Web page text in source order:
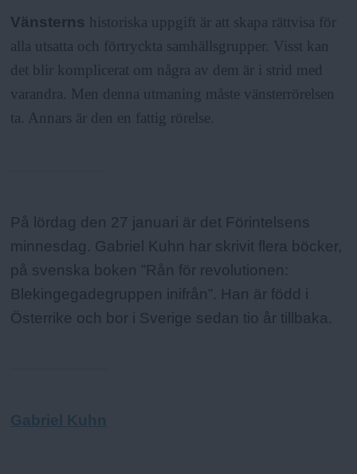
Vänsterns historiska uppgift är att skapa rättvisa för
alla utsatta och förtryckta samhällsgrupper. Visst kan
det blir komplicerat om några av dem är i strid med
varandra. Men denna utmaning måste vänsterrörelsen
ta. Annars är den en fattig rörelse.
Fakta:
På lördag den 27 januari är det Förintelsens
minnesdag. Gabriel Kuhn har skrivit flera böcker,
på svenska boken ”Rån för revolutionen:
Blekingegadegruppen inifrån”. Han är född i
Österrike och bor i Sverige sedan tio år tillbaka.
Gabriel Kuhn